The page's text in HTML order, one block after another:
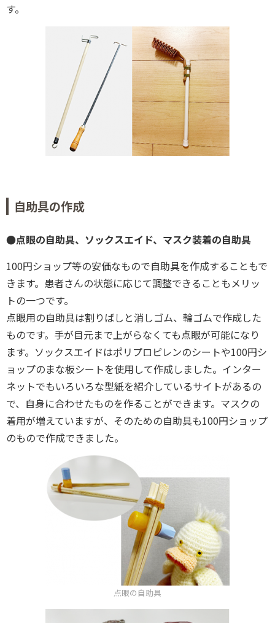
す。
自助具の作成
●点眼の自助具、ソックスエイド、マスク装着の自助具
100円ショップ等の安価なもので自助具を作成することもで
きます。患者さんの状態に応じて調整できることもメリッ
トの一つです。
点眼用の自助具は割りばしと消しゴム、輪ゴムで作成した
ものです。手が目元まで上がらなくても点眼が可能になり
ます。ソックスエイドはポリプロピレンのシートや100円シ
ョップのまな板シートを使用して作成しました。インター
ネットでもいろいろな型紙を紹介しているサイトがあるの
で、自身に合わせたものを作ることができます。マスクの
着用が増えていますが、そのための自助具も100円ショップ
のもので作成できました。
点眼の自助具